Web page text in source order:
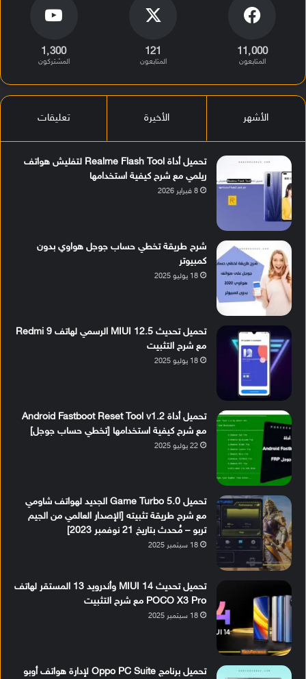
11٬000
المتابعون
121
المتابعون
1٬300
المشتركون
الأشهر الأخيرة تعليقات
تحميل أداة Realme Flash Tool لتفليش هواتف
ريلمي مع شرح كيفية استخدامها
8 فبراير 2026
شرح طريقة تخطي حساب جوجل هواوي بدون
كمبيوتر
18 يوليو 2025
تحميل تحديث MIUI 12.5 الرسمي لهاتف Redmi 9
مع شرح التثبيت
18 يوليو 2025
تحميل أداة Android Fastboot Reset Tool v1.2
مع شرح كيفية استخدامها [تخطي حساب جوجل]
22 يوليو 2025
تحميل Game Turbo 5.0 الجديد لهواتف شاومي
مع شرح طريقة تثبيته [الإصدار العالمي من الجيم
تربو – مُحدث بتاريخ 21 نوفمبر 2023]
18 سبتمبر 2025
تحميل تحديث MIUI 14 وأندرويد 13 المستقر لهاتف
POCO X3 Pro مع شرح التثبيت
18 سبتمبر 2025
تحميل برنامج Oppo PC Suite لإدارة هواتف أوبو